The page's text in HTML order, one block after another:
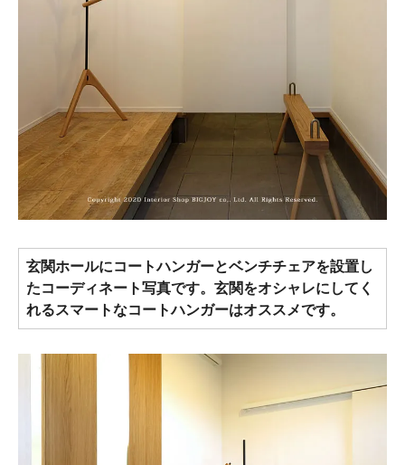
玄関ホールにコートハンガーとベンチチェアを設置し
たコーディネート写真です。玄関をオシャレにしてく
れるスマートなコートハンガーはオススメです。